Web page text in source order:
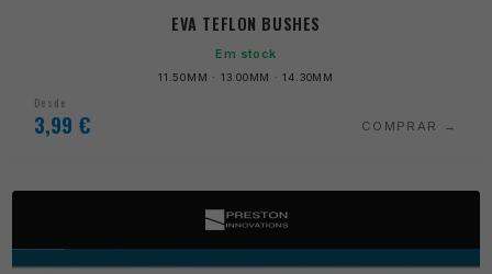
EVA TEFLON BUSHES
Em stock
11.50MM · 13.00MM · 14.30MM
Desde
3,99 € COMPRAR